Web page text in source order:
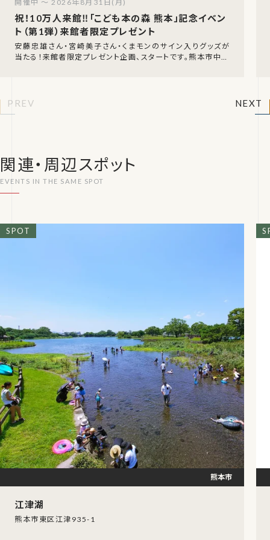
祝！10万人来館‼「こども本の森 熊本」記念イベン
ト（第1弾）来館者限定プレゼント
安藤忠雄さん・宮崎美子さん・くまモンのサイン入りグッズが
当たる！来館者限定プレゼント企画、スタートです。熊本市中央
開催中 ～ 2026年8月31日(月)
PREV NEXT
関連・周辺スポット
江津湖
熊本市東区江津935-1
熊本市